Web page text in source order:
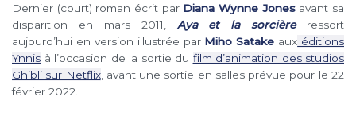
Dernier (court) roman écrit par Diana Wynne Jonesavant sa
disparition en mars 2011, Aya et la sorcière
ressort
aujourd’hui en version illustrée par Miho Satake aux éditions
Ynnis à l’occasion de la sortie du film d’animation des studios
Ghibli sur Netflix, avant une sortie en salles prévue pour le 22
février 2022.